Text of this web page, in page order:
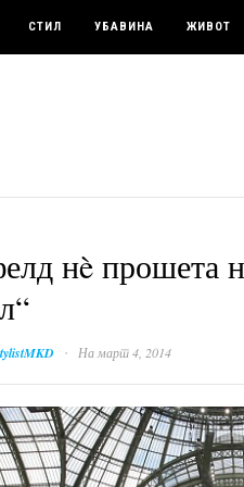
СТИЛ УБАВИНА ЖИВОТ
нè прошета
· На март 4, 2014